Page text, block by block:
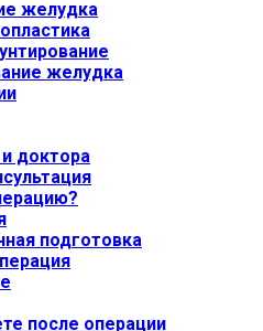
желудка
желудка
доктора
подготовка
после операции